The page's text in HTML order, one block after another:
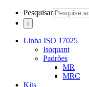
Pesquisar
Linha ISO 17025
Isoquant
Padrões
MR
MRC
Kits